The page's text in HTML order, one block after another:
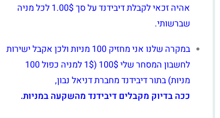
אהיה זכאי לקבלת דיבידנד על סך 1.00$ לכל מניה
שברשותי.
במקרה שלנו אני מחזיק 100 מניות ולכן אקבל ישירות
לחשבון המסחר שלי 100$ (1$ למניה כפול 100
מניות) בתור דיבידנד מחברת דניאל נבון,
ככה בדיוק מקבלים דיבידנד מהשקעה במניות.